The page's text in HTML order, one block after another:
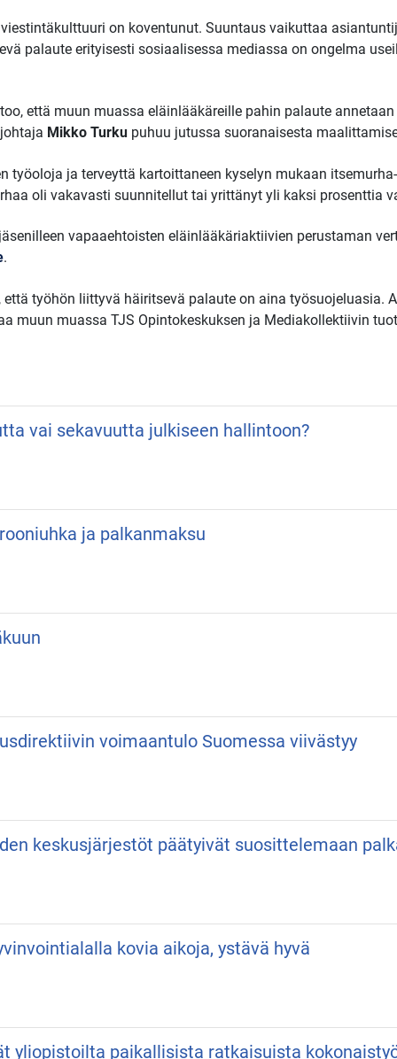
on koventunut. Suuntaus vaikuttaa
palaute erityisesti sosiaalisessa mediassa on ongelma
että muun muassa eläinlääkäreille pahin palaute
Mikko Turkupuhuu jutussa suoranaisesta
työoloja ja terveyttä kartoittaneen kyselyn mukaan
oli vakavasti suunnitellut tai yrittänyt yli kaksi prosenttia
vapaaehtoisten eläinlääkäriaktiivien perustaman
.
työhön liittyvä häiritsevä palaute on aina työsuojeluasia.
muun muassa TJS Opintokeskuksen ja Mediakollektiivin
vai sekavuutta julkiseen hallintoon?
ja palkanmaksu
voimaantulo Suomessa viivästyy
keskusjärjestöt päätyivät suosittelemaan
kovia aikoja, ystävä hyvä
yliopistoilta paikallisista ratkaisuista